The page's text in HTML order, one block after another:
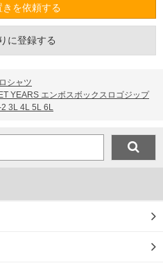
きを依頼する
に登録する
シャツ
YEARS エンボスボックスロゴジップ
3L 4L 5L 6L